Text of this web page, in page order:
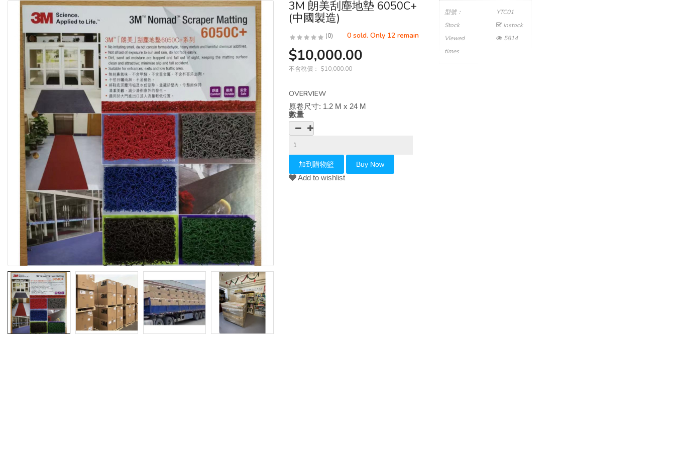
3M 朗美刮塵地墊 6050C+
(中國製造)
(0) 0 sold. Only 12 remain
$10,000.00
不含稅價： $10,000.00
型號：
YTC01
Stock
Instock
Viewed
5814
times
OVERVIEW
原卷尺寸: 1.2 M x 24 M
數量
Add to wishlist